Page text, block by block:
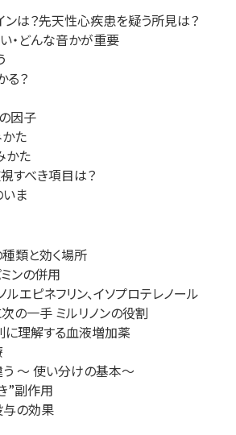
は？先天性心疾患を疑う所見は？
・どんな音かが重要
る？
因子
かた
かた
すべき項目は？
ま
種類と効く場所
ンの併用
ルエピネフリン、イソプロテレノール
の一手 ミルリノンの役割
に理解する血液増加薬
う ～ 使い分けの基本～
”副作用
与の効果